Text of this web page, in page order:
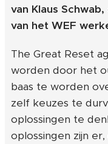
van Klaus
van het WEF
The Great Reset
worden door het
baas te worden
zelf keuzes te
oplossingen te
oplossingen zijn